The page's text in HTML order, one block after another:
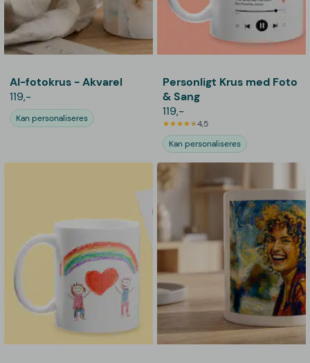
AI-fotokrus - Akvarel
119,-
Kan personaliseres
Personligt Krus med Foto
& Sang
119,-
4,5
Kan personaliseres